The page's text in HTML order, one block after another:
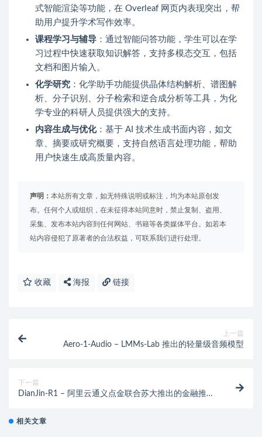
式智能渲染等功能，在 Overleaf 网页内表现突出，帮
助用户提升学术写作效率。
课程学习与辅导 ：通过智能问答功能，学生可以在学
习过程中快速获取知识解答，支持多模态交互，包括
文档和图片输入。
化学研究 ：化学助手功能提供晶体结构解析、谱图解
析、分子识别、分子检索和逆合成分析等工具，为化
学专业的科研人员提供强大的支持。
内容生成与优化：基于 AI 技术生成书面内容，如文
章、摘要或研究概要，支持自然语言处理功能，帮助
用户快速生成高质量内容。
声明： 本站所有文章，如无特殊说明或标注，均为本站原创发
布。任何个人或组织，在未征得本站同意时，禁止复制、盗用、
采集、发布本站内容到任何网站、书籍等各类媒体平台。如若本
站内容侵犯了原著者的合法权益，可联系我们进行处理。
收藏 海报 链接
上一篇
Aero-1-Audio – LMMs-Lab 推出的轻量级音频模型
下一篇
DianJin-R1 – 阿里云通义点金联合苏大推出的金融推理
相关文章